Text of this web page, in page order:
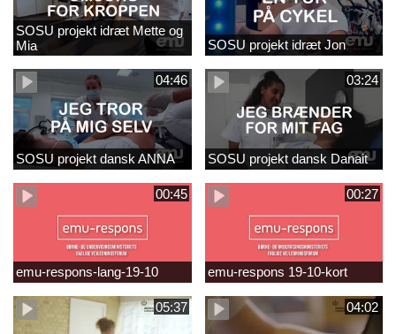
SOSU projekt idræt Mette og
Mia
SOSU projekt idræt Jon
04:46
SOSU projekt dansk ANNA
03:24
SOSU projekt dansk Danait
00:45
emu-respons-lang-19-10
00:27
emu-respons 19-10-kort
05:37 04:02